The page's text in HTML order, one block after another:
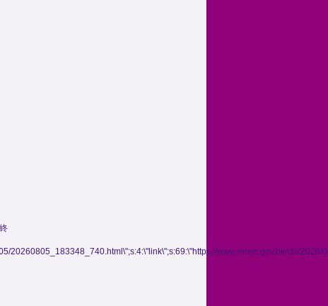
20260805_183348_740.html\";s:4:\"link\";s:69:\"https://www.news.gov.hk/chi/